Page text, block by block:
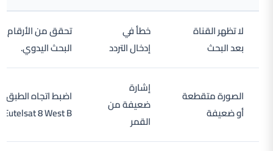
لا تظهر القناة
بعد البحث
خطأ في
إدخال التردد
تحقق من الأرقام
البحث اليدوي.
الصورة متقطعة
أو ضعيفة
إشارة
ضعيفة من
القمر
اضبط اتجاه الطبق
Eutelsat 8 West B.